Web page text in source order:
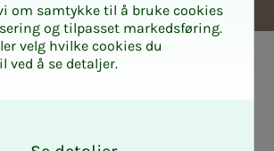
om samtykke til å bruke cookies
og tilpasset markedsføring.
velg hvilke cookies du
ved å se detaljer.